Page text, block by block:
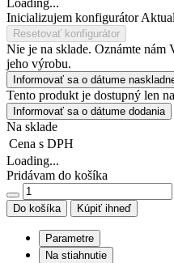
Loading...
Inicializujem konfigurátor
Resetovať konfigurátor
Nie je na sklade. Oznámte nám
jeho výrobu.
Informovať sa o dátume
Tento produkt je dostupný len
Informovať sa o dátume dodania
Na sklade
Cena s DPH
Loading...
Pridávam do košíka
Do košíka Kúpiť ihneď
Parametre
Na stiahnutie